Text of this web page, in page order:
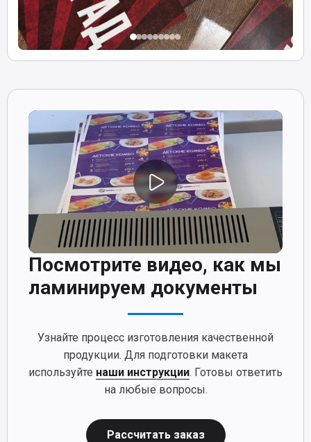
Посмотрите видео, как мы
ламинируем документы
Узнайте процесс изготовления качественной
продукции. Для подготовки макета
используйте наши инструкции. Готовы ответить
на любые вопросы.
Рассчитать заказ